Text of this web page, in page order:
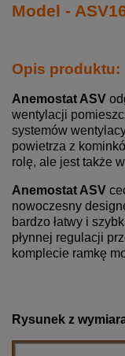
Model -
Opis produktu:
Anemostat ASV
wentylacji
systemów
powietrza z
rolę, ale jest także
Anemostat ASV
nowoczesny
bardzo łatwy i
płynnej regulacji
komplecie ramkę
Rysunek z